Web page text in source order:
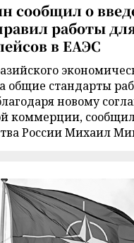
сообщил о
работы
в ЕАЭС
общие стандарты
новому
коммерции,
России Михаил